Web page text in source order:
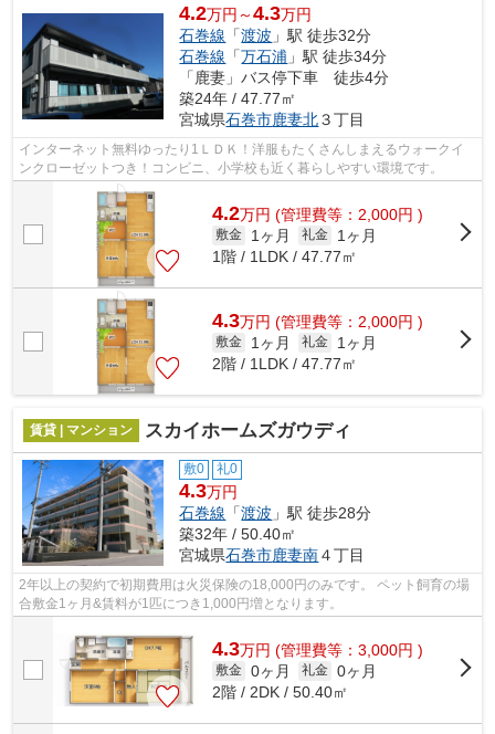
4.2万円～4.3万円
石巻線 「渡波 」駅 徒歩32分
石巻線 「万石浦 」駅 徒歩34分
「鹿妻」バス停下車 徒歩4分
築24年 / 47.77㎡
宮城県石巻市鹿妻北３丁目
インターネット無料ゆったり1ＬＤＫ！洋服もたくさんしまえるウォークイ
ンクローゼットつき！コンビニ、小学校も近く暮らしやすい環境です。
4.2万円 (管理費等：2,000円 )
敷金 1ヶ月 礼金
1ヶ月
1階 / 1LDK / 47.77㎡
4.3万円 (管理費等：2,000円 )
敷金 1ヶ月 礼金
1ヶ月
2階 / 1LDK / 47.77㎡
賃貸 | マンション スカイホームズガウディ
敷0 礼0
4.3万円
石巻線 「渡波 」駅 徒歩28分
築32年 / 50.40㎡
宮城県石巻市鹿妻南４丁目
2年以上の契約で初期費用は火災保険の18,000円のみです。 ペット飼育の場
合敷金1ヶ月&賃料が1匹につき1,000円増となります。
4.3万円 (管理費等：3,000円 )
敷金 0ヶ月 礼金 0ヶ月
2階 / 2DK / 50.40㎡